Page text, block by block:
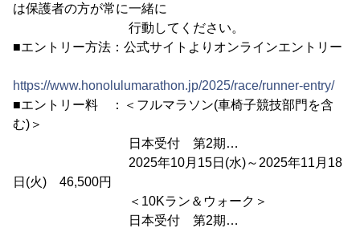
は保護者の方が常に一緒に
行動してください。
■エントリー方法：公式サイトよりオンラインエントリー
https://www.honolulumarathon.jp/2025/race/runner-entry/
■エントリー料 ：＜フルマラソン(車椅子競技部門を含
む)＞
日本受付 第2期…
2025年10月15日(水)～2025年11月18
日(火) 46,500円
＜10Kラン＆ウォーク＞
日本受付 第2期…